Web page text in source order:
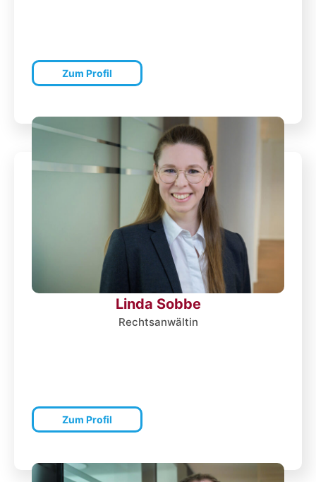
Zum Profil
Linda Sobbe
Rechtsanwältin
Zum Profil